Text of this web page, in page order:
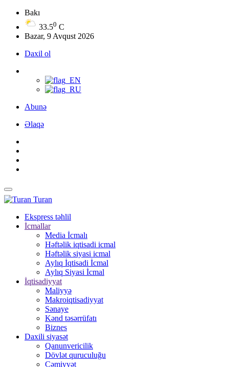
Bakı
33.50 C
Bazar, 9 Avqust 2026
Daxil ol
Abunə
Əlaqə
Turan
Ekspress təhlil
İcmallar
Media İcmalı
Həftəlik iqtisadi icmal
Həftəlik siyasi icmal
Aylıq İqtisadi İcmal
Aylıq Siyasi İcmal
İqtisadiyyat
Maliyyə
Makroiqtisadiyyat
Sənaye
Kənd təsərrüfatı
Biznes
Daxili siyasət
Qanunvericilik
Dövlət quruculuğu
Cəmiyyət